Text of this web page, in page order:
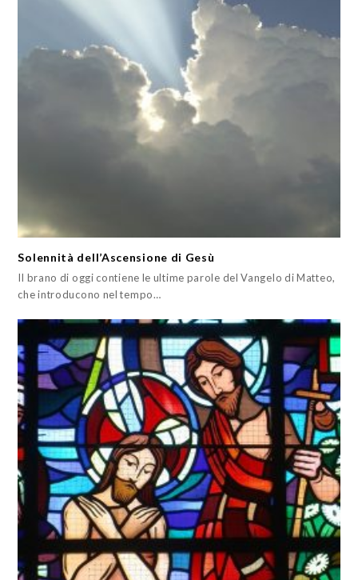
Solennità dell’Ascensione di Gesù
Il brano di oggi contiene le ultime parole del Vangelo di Matteo,
che introducono nel tempo…